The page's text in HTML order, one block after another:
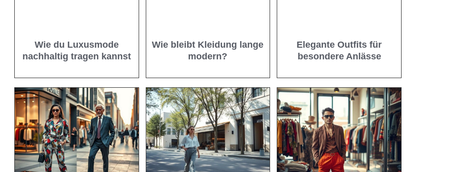
Wie du Luxusmode
nachhaltig tragen kannst
Wie bleibt Kleidung lange
modern?
Elegante Outfits für
besondere Anlässe